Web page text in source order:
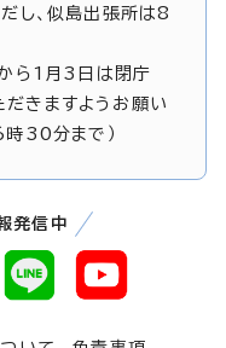
し、似島出張所は8
ら1月3日は閉庁
きますようお願い
時30分まで）
発信中